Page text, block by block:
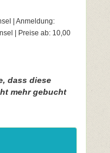
| Anmeldung:
| Preise ab: 10,00
dass diese
mehr gebucht